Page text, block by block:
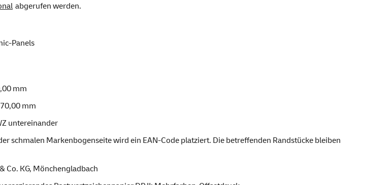
abgerufen werden.
Panels
mm
mm
untereinander
schmalen Markenbogenseite wird ein EAN-Code platziert. Die betreffenden Randstücke bleiben
Co. KG, Mönchengladbach